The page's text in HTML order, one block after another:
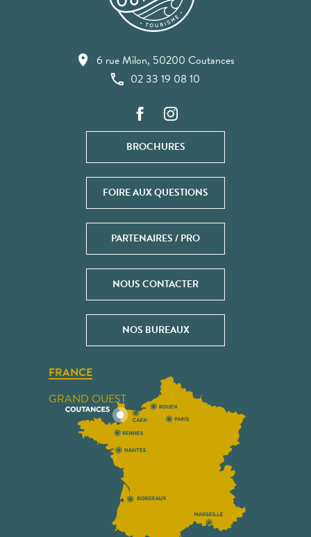
6 rue Milon, 50200 Coutances
02 33 19 08 10
BROCHURES
FOIRE AUX QUESTIONS
PARTENAIRES / PRO
NOUS CONTACTER
NOS BUREAUX
FRANCE
GRAND OUEST